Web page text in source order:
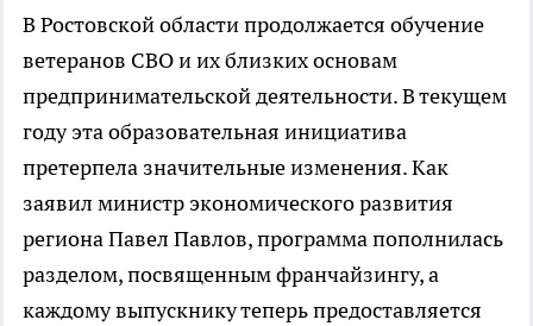
В Ростовской области продолжается обучение
ветеранов СВО и их близких основам
предпринимательской деятельности. В текущем
году эта образовательная инициатива
претерпела значительные изменения. Как
заявил министр экономического развития
региона Павел Павлов, программа пополнилась
разделом, посвященным франчайзингу, а
каждому выпускнику теперь предоставляется